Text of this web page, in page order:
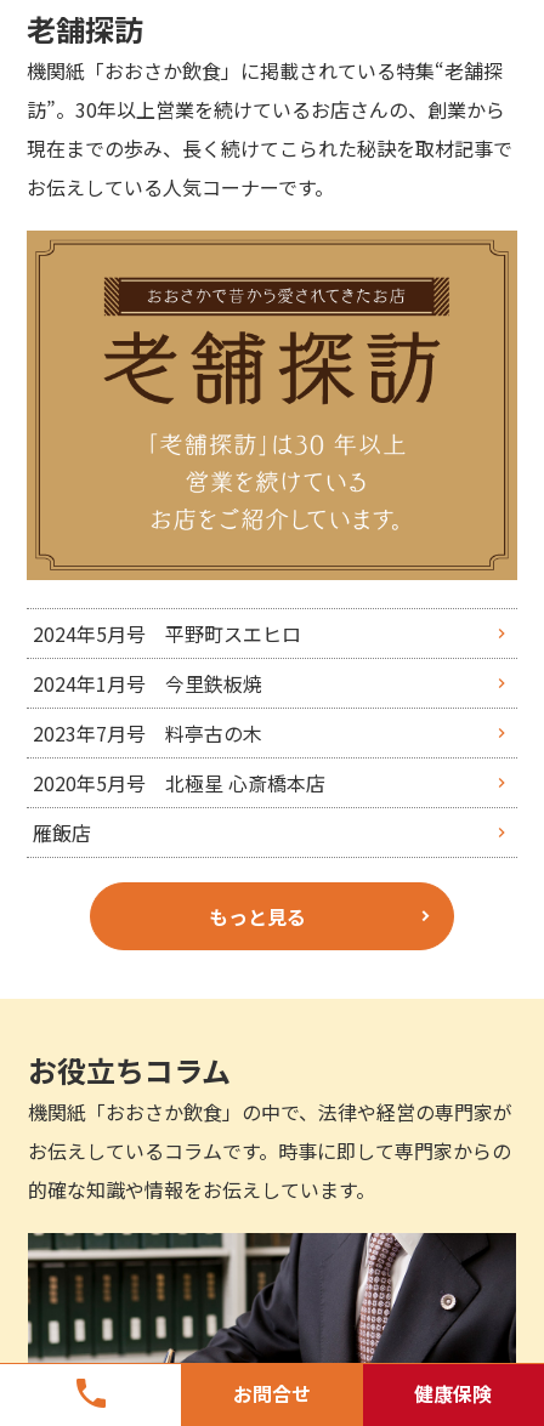
phone お問合せ 健康保険
老舗探訪
機関紙「おおさか飲食」に掲載されている特集“老舗探
訪”。30年以上営業を続けているお店さんの、創業から
現在までの歩み、長く続けてこられた秘訣を取材記事で
お伝えしている人気コーナーです。
2024年5月号 平野町スエヒロ
2024年1月号 今里鉄板焼
2023年7月号 料亭古の木
2020年5月号 北極星 心斎橋本店
雁飯店
もっと見る
お役立ちコラム
機関紙「おおさか飲食」の中で、法律や経営の専門家が
お伝えしているコラムです。時事に即して専門家からの
的確な知識や情報をお伝えしています。